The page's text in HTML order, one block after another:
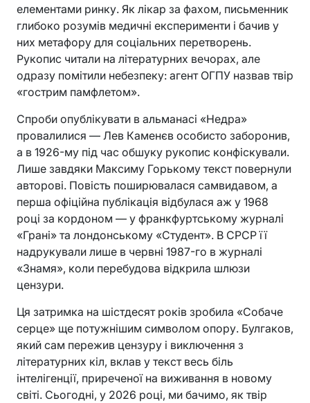
елементами ринку. Як лікар за фахом, письменник
глибоко розумів медичні експерименти і бачив у
них метафору для соціальних перетворень.
Рукопис читали на літературних вечорах, але
одразу помітили небезпеку: агент ОГПУ назвав твір
«гострим памфлетом».
Спроби опублікувати в альманасі «Недра»
провалилися — Лев Каменєв особисто заборонив,
а в 1926-му під час обшуку рукопис конфіскували.
Лише завдяки Максиму Горькому текст повернули
авторові. Повість поширювалася самвидавом, а
перша офіційна публікація відбулася аж у 1968
році за кордоном — у франкфуртському журналі
«Грані» та лондонському «Студент». В СРСР її
надрукували лише в червні 1987-го в журналі
«Знамя», коли перебудова відкрила шлюзи
цензури.
Ця затримка на шістдесят років зробила «Собаче
серце» ще потужнішим символом опору. Булгаков,
який сам пережив цензуру і виключення з
літературних кіл, вклав у текст весь біль
інтелігенції, приреченої на виживання в новому
світі. Сьогодні, у 2026 році, ми бачимо, як твір